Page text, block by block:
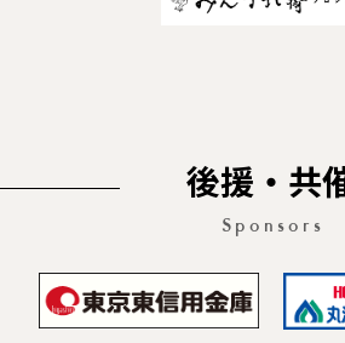
後援・共
Sponsors